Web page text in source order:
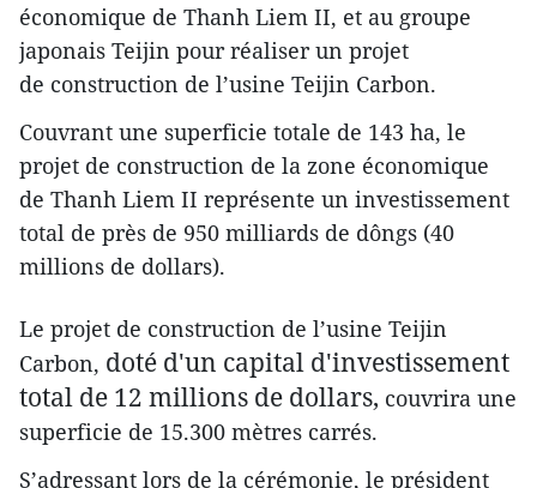
économique de Thanh Liem II, et au groupe
japonais Teijin pour réaliser un projet
de construction de l’usine Teijin Carbon.
Couvrant une superficie totale de 143 ha, le
projet de construction de la zone économique
de Thanh Liem II représente un investissement
total de près de 950 milliards de dôngs (40
millions de dollars).
Le projet de construction de l’usine Teijin
Carbon, doté d'un capital d'investissement
total de 12 millions de dollars, couvrira une
superficie de 15.300 mètres carrés.
S’adressant lors de la cérémonie, le président